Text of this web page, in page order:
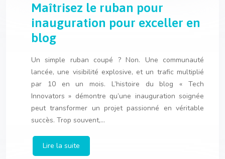
Maîtrisez le ruban pour
inauguration pour exceller en
blog
Un simple ruban coupé ? Non. Une communauté
lancée, une visibilité explosive, et un trafic multiplié
par 10 en un mois. L’histoire du blog « Tech
Innovators » démontre qu’une inauguration soignée
peut transformer un projet passionné en véritable
succès. Trop souvent,…
Lire la suite